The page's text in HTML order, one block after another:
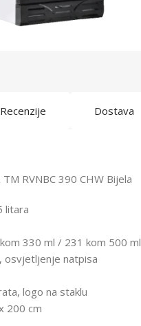
Recenzije Dostava
RVNBC 390 CHW Bijela
litara
330 ml / 231 kom 500 ml
osvjetljenje natpisa
logo na staklu
200 cm